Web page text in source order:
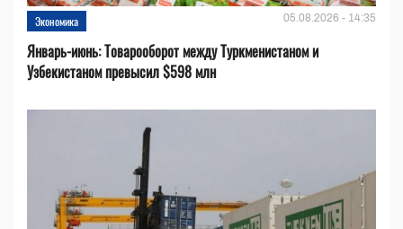
Экономика 05.08.2026 - 14:35
Январь-июнь: Товарооборот между Туркменистаном и
Узбекистаном превысил $598 млн